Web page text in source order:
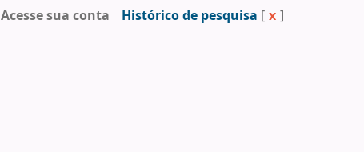
Acesse sua conta Histórico de pesquisa [ x ]